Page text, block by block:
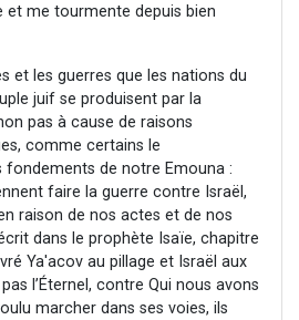
et me tourmente depuis bien
et les guerres que les nations du
juif se produisent par la
pas à cause de raisons
comme certains le
fondements de notre Emouna :
faire la guerre contre Israël,
raison de nos actes et de nos
dans le prophète Isaïe, chapitre
Ya'acov au pillage et Israël aux
l’Éternel, contre Qui nous avons
marcher dans ses voies, ils